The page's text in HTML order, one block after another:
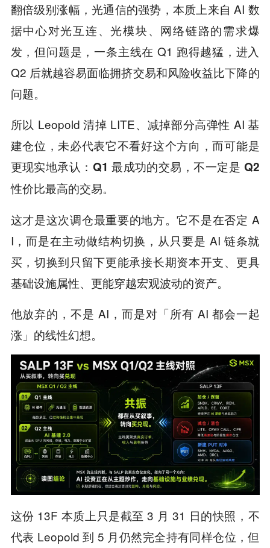
翻倍级别涨幅，光通信的强势，本质上来自 AI 数
据中心对光互连、光模块、网络链路的需求爆
发，但问题是，一条主线在 Q1 跑得越猛，进入
Q2 后就越容易面临拥挤交易和风险收益比下降的
问题。
所以 Leopold 清掉 LITE、减掉部分高弹性 AI 基
建仓位，未必代表它不看好这个方向，而可能是
更现实地承认： Q1 最成功的交易，不一定是 Q2
性价比最高的交易。
这才是这次调仓最重要的地方。它不是在否定 A
I，而是在主动做结构切换，从只要是 AI 链条就
买，切换到只留下更能承接长期资本开支、更具
基础设施属性、更能穿越宏观波动的资产。
他放弃的，不是 AI，而是对「所有 AI 都会一起
涨」的线性幻想。
这份 13F 本质上只是截至 3 月 31 日的快照，不
代表 Leopold 到 5 月仍然完全持有同样仓位，但